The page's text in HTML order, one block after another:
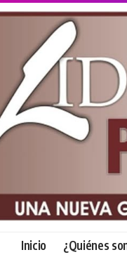
Inicio ¿Quiénes